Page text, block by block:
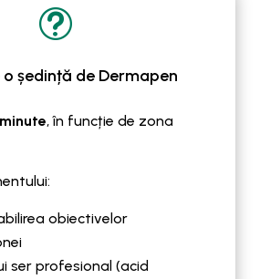
t
ședință de Dermapen
, în funcție de zona
obiectivelor
ser profesional (acid